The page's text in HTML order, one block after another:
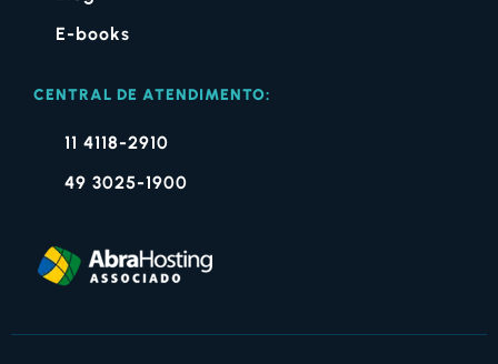
E-books
CENTRAL DE ATENDIMENTO:
11 4118-2910
49 3025-1900